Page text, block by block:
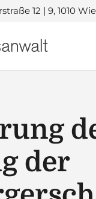
12 | 9, 1010
der